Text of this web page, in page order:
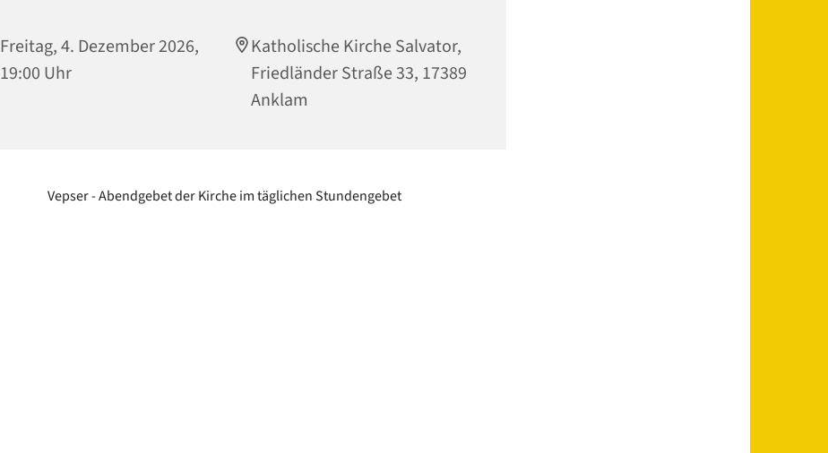
Freitag, 4. Dezember 2026,
19:00 Uhr
Katholische Kirche Salvator,
Friedländer Straße 33, 17389
Anklam
Vepser - Abendgebet der Kirche im täglichen Stundengebet